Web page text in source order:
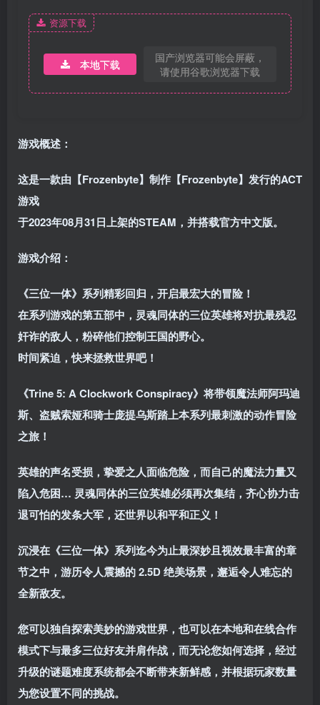
资源下载
本地下载
国产浏览器可能会屏蔽，
请使用谷歌浏览器下载
游戏概述：
这是一款由【Frozenbyte】制作【Frozenbyte】发行的ACT
游戏
于2023年08月31日上架的STEAM，并搭载官方中文版。
游戏介绍：
《三位一体》系列精彩回归，开启最宏大的冒险！
在系列游戏的第五部中，灵魂同体的三位英雄将对抗最残忍
奸诈的敌人，粉碎他们控制王国的野心。
时间紧迫，快来拯救世界吧！
《Trine 5: A Clockwork Conspiracy》将带领魔法师阿玛迪
斯、盗贼索娅和骑士庞提乌斯踏上本系列最刺激的动作冒险
之旅！
英雄的声名受损，挚爱之人面临危险，而自己的魔法力量又
陷入危困… 灵魂同体的三位英雄必须再次集结，齐心协力击
退可怕的发条大军，还世界以和平和正义！
沉浸在《三位一体》系列迄今为止最深妙且视效最丰富的章
节之中，游历令人震撼的 2.5D 绝美场景，邂逅令人难忘的
全新敌友。
您可以独自探索美妙的游戏世界，也可以在本地和在线合作
模式下与最多三位好友并肩作战，而无论您如何选择，经过
升级的谜题难度系统都会不断带来新鲜感，并根据玩家数量
为您设置不同的挑战。